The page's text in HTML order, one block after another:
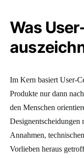
Was
Im Kern basiert User-
Produkte nur dann
den Menschen
Designentscheidungen
Annahmen,
Vorlieben heraus